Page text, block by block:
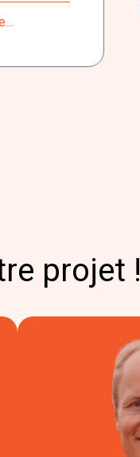
projet !